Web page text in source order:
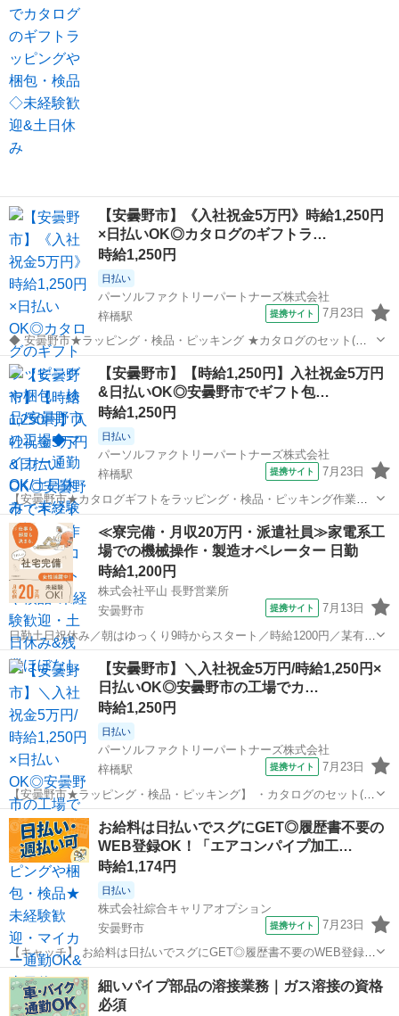
落ち着いて仕事が可...
【安曇野市】《入社祝金5万円》時給1,250円
×日払いOK◎カタログのギフトラ…
時給1,250円
日払い
パーソルファクトリーパートナーズ株式会社
梓橋駅
提携サイト 7月23日
◆ 安曇野市★ラッピング・検品・ピッキング ★カタログのセット(カ
タログを箱や封筒に入れる) ★ラッピング(カタログのプレゼント包装)
・梱包/・検品/・ピッキングなど ☆1人1人の作業台がありますので、
落ち着いて仕事が可...
長野 安曇野市 梓橋駅 仕分け
【安曇野市】【時給1,250円】入社祝金5万円
&日払いOK◎安曇野市でギフト包…
時給1,250円
日払い
パーソルファクトリーパートナーズ株式会社
梓橋駅
提携サイト 7月23日
【安曇野市★カタログギフトをラッピング・検品・ピッキング作業】
・カタログのセット(カタログを箱や封筒に入れる) ・ラッピング(カタ
ログのプレゼント包装) ・梱包/・検品/・ピッキングなど ☆1人1人の作
業台がありますので、...
長野 安曇野市 梓橋駅 仕分け
≪寮完備・月収20万円・派遣社員≫家電系工
場での機械操作・製造オペレーター 日勤
時給1,200円
株式会社平山 長野営業所
安曇野市
提携サイト 7月13日
日勤土日祝休み／朝はゆっくり9時からスタート／時給1200円／某有名
PC会社での製造のお仕事です 電子機器・精密機器を製造する工場で、
ノートパソコンを作るお仕事です♪ 電子機器・精密機器を製造する工
場で、 ノートパソコン...
長野 安曇野市 その他
【安曇野市】＼入社祝金5万円/時給1,250円×
日払いOK◎安曇野市の工場でカ…
時給1,250円
日払い
パーソルファクトリーパートナーズ株式会社
梓橋駅
提携サイト 7月23日
【安曇野市★ラッピング・検品・ピッキング】 ・カタログのセット(カ
タログを箱や封筒に入れる) ・ラッピング(カタログのプレゼント包装)
・梱包/・検品/・ピッキングなど ☆1人1人の作業台がありますので、
落ち着いて仕事がで...
長野 安曇野市 梓橋駅
お給料は日払いでスグにGET◎履歴書不要の
WEB登録OK！「エアコンパイプ加工…
時給1,174円
日払い
株式会社綜合キャリアオプション
安曇野市
提携サイト 7月23日
【キャッチ】 お給料は日払いでスグにGET◎履歴書不要のWEB登録
OK！「エアコンパイプ加工」高時給1174円！長野県安曇野市周辺！20
代～40代のスタッフが多数活躍中★ 【コメント】 製造のお仕事をお探
しの方必見！ 「...
長野 安曇野市 工場
細いパイプ部品の溶接業務｜ガス溶接の資格
必須